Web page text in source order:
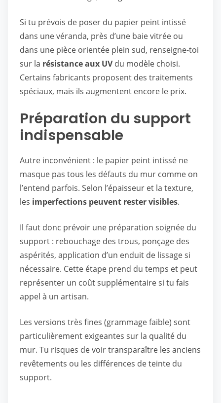
Si tu prévois de poser du papier peint intissé
dans une véranda, près d’une baie vitrée ou
dans une pièce orientée plein sud, renseigne-toi
sur la résistance aux UVdu modèle choisi.
Certains fabricants proposent des traitements
spéciaux, mais ils augmentent encore le prix.
Préparation du support
indispensable
Autre inconvénient : le papier peint intissé ne
masque pas tous les défauts du mur comme on
l’entend parfois. Selon l’épaisseur et la texture,
les imperfections peuvent rester visibles.
Il faut donc prévoir une préparation soignée du
support : rebouchage des trous, ponçage des
aspérités, application d’un enduit de lissage si
nécessaire. Cette étape prend du temps et peut
représenter un coût supplémentaire si tu fais
appel à un artisan.
Les versions très fines (grammage faible) sont
particulièrement exigeantes sur la qualité du
mur. Tu risques de voir transparaître les anciens
revêtements ou les différences de teinte du
support.